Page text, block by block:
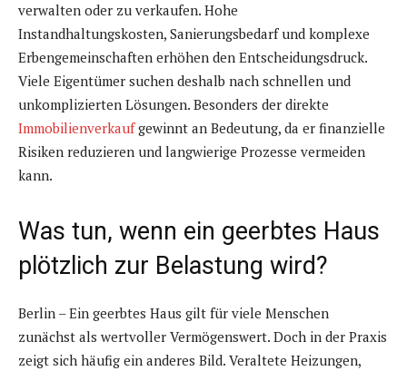
verwalten oder zu verkaufen. Hohe
Instandhaltungskosten, Sanierungsbedarf und komplexe
Erbengemeinschaften erhöhen den Entscheidungsdruck.
Viele Eigentümer suchen deshalb nach schnellen und
unkomplizierten Lösungen. Besonders der direkte
Immobilienverkaufgewinnt an Bedeutung, da er finanzielle
Risiken reduzieren und langwierige Prozesse vermeiden
kann.
Was tun, wenn ein geerbtes Haus
plötzlich zur Belastung wird?
Berlin – Ein geerbtes Haus gilt für viele Menschen
zunächst als wertvoller Vermögenswert. Doch in der Praxis
zeigt sich häufig ein anderes Bild. Veraltete Heizungen,